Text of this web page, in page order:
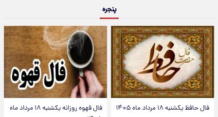
پنجره
فال حافظ یکشنبه ۱۸ مرداد ماه ۱۴۰۵
فال قهوه روزانه یکشنبه ۱۸ مرداد ماه